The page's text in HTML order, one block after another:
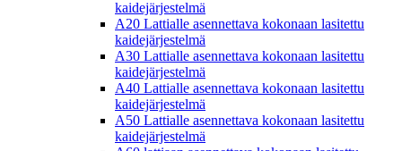
kaidejärjestelmä
A20 Lattialle asennettava kokonaan lasitettu
kaidejärjestelmä
A30 Lattialle asennettava kokonaan lasitettu
kaidejärjestelmä
A40 Lattialle asennettava kokonaan lasitettu
kaidejärjestelmä
A50 Lattialle asennettava kokonaan lasitettu
kaidejärjestelmä